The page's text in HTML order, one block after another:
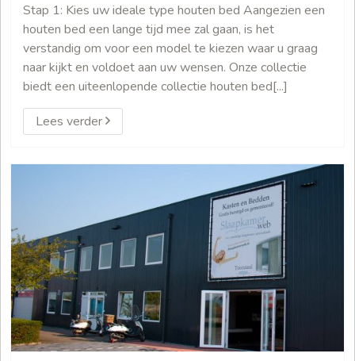
Stap 1: Kies uw ideale type houten bed Aangezien een
houten bed een lange tijd mee zal gaan, is het
verstandig om voor een model te kiezen waar u graag
naar kijkt en voldoet aan uw wensen. Onze collectie
biedt een uiteenlopende collectie houten bed[...]
Lees verder